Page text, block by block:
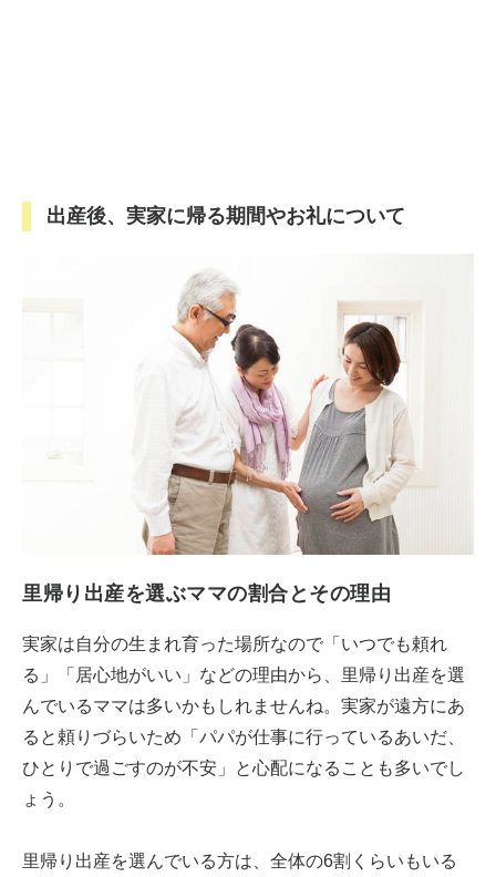
出産後、実家に帰る期間やお礼について
里帰り出産を選ぶママの割合とその理由
実家は自分の生まれ育った場所なので「いつでも頼れ
る」「居心地がいい」などの理由から、里帰り出産を選
んでいるママは多いかもしれませんね。実家が遠方にあ
ると頼りづらいため「パパが仕事に行っているあいだ、
ひとりで過ごすのが不安」と心配になることも多いでし
ょう。
里帰り出産を選んでいる方は、全体の6割くらいもいる